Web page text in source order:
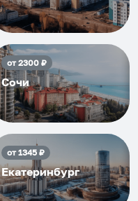
от2300₽
Сочи
от1345₽
Екатеринбург